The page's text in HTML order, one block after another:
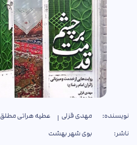
نویسنده: مهدی قزلی
عطیه هراتی مطلق
ناشر:
بوی شهر بهشت